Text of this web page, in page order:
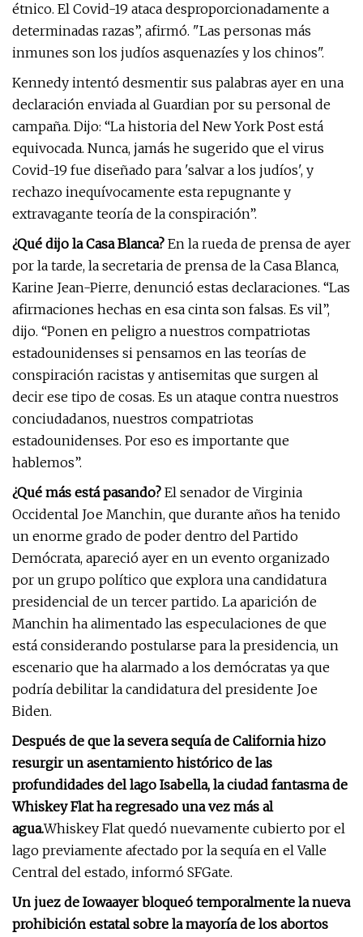
étnico. El Covid-19 ataca desproporcionadamente a
determinadas razas”, afirmó. "Las personas más
inmunes son los judíos asquenazíes y los chinos".
Kennedy intentó desmentir sus palabras ayer en una
declaración enviada al Guardian por su personal de
campaña. Dijo: “La historia del New York Post está
equivocada. Nunca, jamás he sugerido que el virus
Covid-19 fue diseñado para 'salvar a los judíos', y
rechazo inequívocamente esta repugnante y
extravagante teoría de la conspiración”.
¿Qué dijo la Casa Blanca? En la rueda de prensa de ayer
por la tarde, la secretaria de prensa de la Casa Blanca,
Karine Jean-Pierre, denunció estas declaraciones. “Las
afirmaciones hechas en esa cinta son falsas. Es vil”,
dijo. “Ponen en peligro a nuestros compatriotas
estadounidenses si pensamos en las teorías de
conspiración racistas y antisemitas que surgen al
decir ese tipo de cosas. Es un ataque contra nuestros
conciudadanos, nuestros compatriotas
estadounidenses. Por eso es importante que
hablemos”.
¿Qué más está pasando? El senador de Virginia
Occidental Joe Manchin, que durante años ha tenido
un enorme grado de poder dentro del Partido
Demócrata, apareció ayer en un evento organizado
por un grupo político que explora una candidatura
presidencial de un tercer partido. La aparición de
Manchin ha alimentado las especulaciones de que
está considerando postularse para la presidencia, un
escenario que ha alarmado a los demócratas ya que
podría debilitar la candidatura del presidente Joe
Biden.
Después de que la severa sequía de California hizo
resurgir un asentamiento histórico de las
profundidades del lago Isabella, la ciudad fantasma de
Whiskey Flat ha regresado una vez más al
agua.Whiskey Flat quedó nuevamente cubierto por el
lago previamente afectado por la sequía en el Valle
Central del estado, informó SFGate.
Un juez de Iowaayer bloqueó temporalmente la nueva
prohibición estatal sobre la mayoría de los abortos